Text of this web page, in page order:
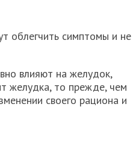
облегчить симптомы и не
влияют на желудок,
желудка, то прежде, чем
своего рациона и